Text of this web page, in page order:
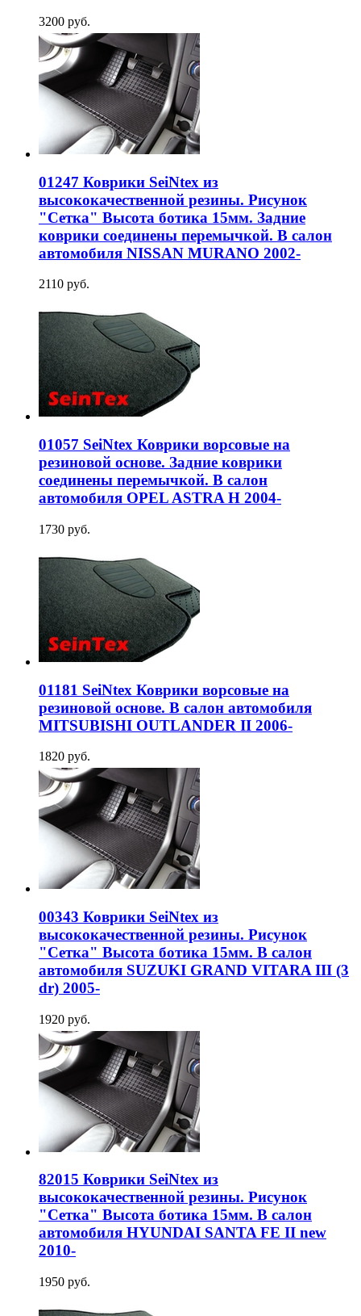
3200 руб.
01247 Коврики SeiNtex из
высококачественной резины. Рисунок
"Сетка" Высота ботика 15мм. Задние
коврики соединены перемычкой. В салон
автомобиля NISSAN MURANO 2002-
2110 руб.
01057 SeiNtex Коврики ворсовые на
резиновой основе. Задние коврики
соединены перемычкой. В салон
автомобиля OPEL ASTRA H 2004-
1730 руб.
01181 SeiNtex Коврики ворсовые на
резиновой основе. В салон автомобиля
MITSUBISHI OUTLANDER II 2006-
1820 руб.
00343 Коврики SeiNtex из
высококачественной резины. Рисунок
"Сетка" Высота ботика 15мм. В салон
автомобиля SUZUKI GRAND VITARA III (3
dr) 2005-
1920 руб.
82015 Коврики SeiNtex из
высококачественной резины. Рисунок
"Сетка" Высота ботика 15мм. В салон
автомобиля HYUNDAI SANTA FE II new
2010-
1950 руб.